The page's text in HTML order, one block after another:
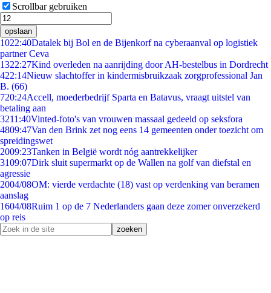
Scrollbar gebruiken
opslaan
1022:40Datalek bij Bol en de Bijenkorf na cyberaanval op logistiek
partner Ceva
1322:27Kind overleden na aanrijding door AH-bestelbus in Dordrecht
422:14Nieuw slachtoffer in kindermisbruikzaak zorgprofessional Jan
B. (66)
720:24Accell, moederbedrijf Sparta en Batavus, vraagt uitstel van
betaling aan
3211:40Vinted-foto's van vrouwen massaal gedeeld op seksfora
4809:47Van den Brink zet nog eens 14 gemeenten onder toezicht om
spreidingswet
2009:23Tanken in België wordt nóg aantrekkelijker
3109:07Dirk sluit supermarkt op de Wallen na golf van diefstal en
agressie
2004/08OM: vierde verdachte (18) vast op verdenking van beramen
aanslag
1604/08Ruim 1 op de 7 Nederlanders gaan deze zomer onverzekerd
op reis